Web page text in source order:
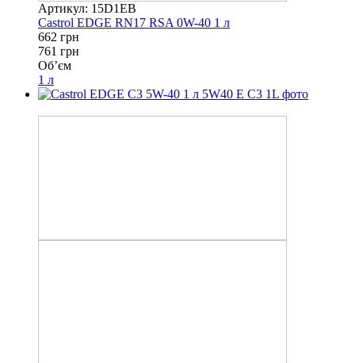
Артикул: 15D1EB
Castrol EDGE RN17 RSA 0W-40 1 л
662 грн
761 грн
Об’єм
1 л